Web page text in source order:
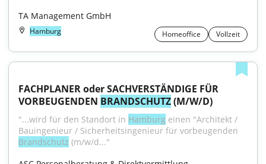
TA Management GmbH
Hamburg Homeoffice Vollzeit
FACHPLANER oder SACHVERSTÄNDIGE FÜR
VORBEUGENDEN BRANDSCHUTZ (M/W/D)
"...wird für den Standort in Hamburg einen "Architekt /
Brandschutz (m/w/d..."